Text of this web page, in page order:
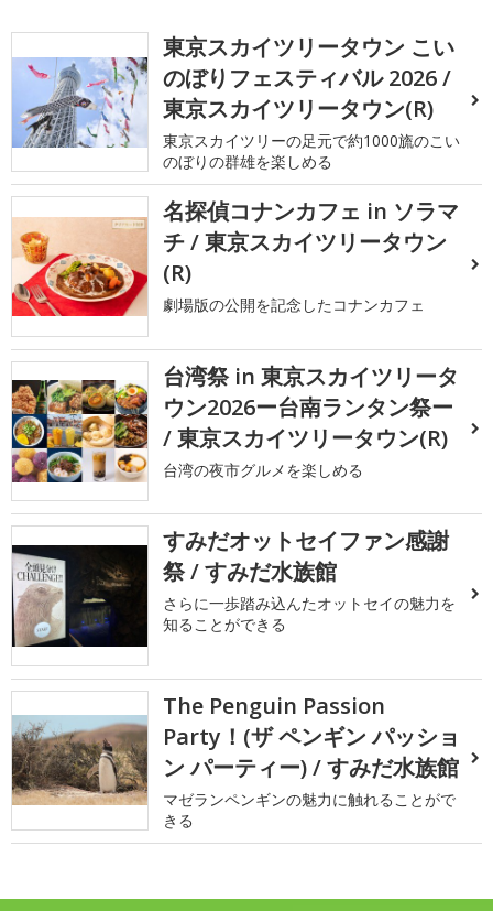
東京スカイツリータウン こい
のぼりフェスティバル 2026 /
東京スカイツリータウン(R)
東京スカイツリーの足元で約1000旒のこい
のぼりの群雄を楽しめる
名探偵コナンカフェ in ソラマ
チ / 東京スカイツリータウン
(R)
劇場版の公開を記念したコナンカフェ
台湾祭 in 東京スカイツリータ
ウン2026ー台南ランタン祭ー
/ 東京スカイツリータウン(R)
台湾の夜市グルメを楽しめる
すみだオットセイファン感謝
祭 / すみだ水族館
さらに一歩踏み込んたオットセイの魅力を
知ることができる
The Penguin Passion
Party！(ザ ペンギン パッショ
ン パーティー) / すみだ水族館
マゼランペンギンの魅力に触れることがで
きる